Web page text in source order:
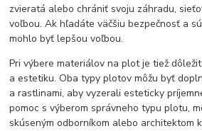
zvieratá alebo chrániť svoju záhradu,
voľbou. Ak hľadáte väčšiu bezpečnosť a
mohlo byť lepšou voľbou.
Pri výbere materiálov na plot je tiež
a estetiku. Oba typy plotov môžu byť
a rastlinami, aby vyzerali esteticky
pomoc s výberom správneho typu plotu,
skúseným odborníkom alebo architektom